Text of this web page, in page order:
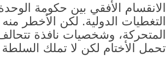
الانقسام الأفقي بين حكومة
التغطيات الدولية. لكن الأخطر
المتحركة، وشخصيات نافذة
تحمل الأختام لكن لا تملك السلطة